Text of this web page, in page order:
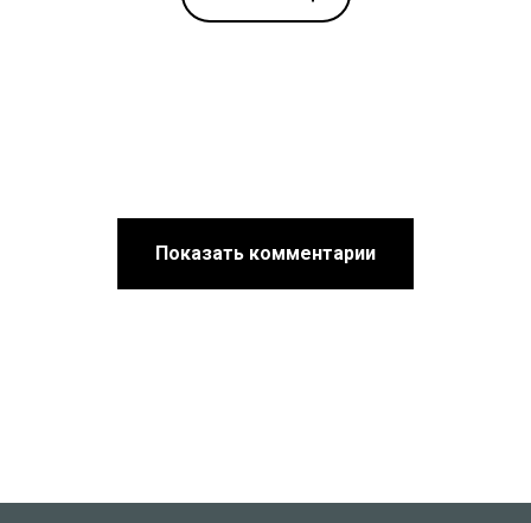
Показать комментарии